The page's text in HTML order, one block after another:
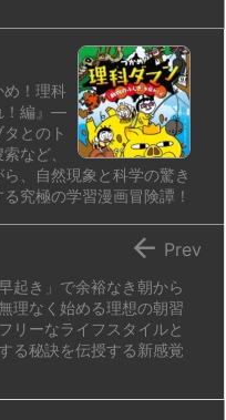
め！理科
！編』―
とのト
など、
、自然現象と科学の驚き
究極の学習漫画冒険譚！
起き」で余裕なき朝から
理なく始める理想の朝習
リーなライフスタイルと
る秘訣を伝授する新感覚
 Prev